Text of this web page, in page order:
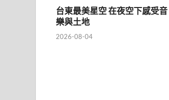
台東最美星空 在夜空下感受音
樂與土地
2026-08-04